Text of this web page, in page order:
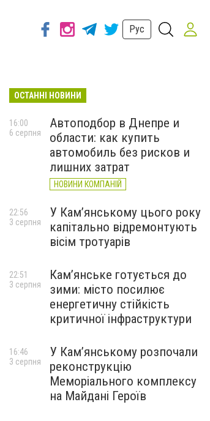
Рус
ОСТАННІ НОВИНИ
Автоподбор в Днепре и
области: как купить
автомобиль без рисков и
лишних затрат
НОВИНИ КОМПАНІЙ
16:00
6 серпня
У Кам’янському цього року
капітально відремонтують
вісім тротуарів
22:56
3 серпня
Кам’янське готується до
зими: місто посилює
енергетичну стійкість
критичної інфраструктури
22:51
3 серпня
У Кам’янському розпочали
реконструкцію
Меморіального комплексу
на Майдані Героїв
16:46
3 серпня